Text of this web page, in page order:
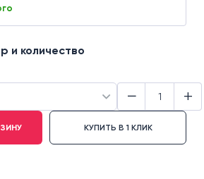
и количество
− +
КУПИТЬ В 1 КЛИК